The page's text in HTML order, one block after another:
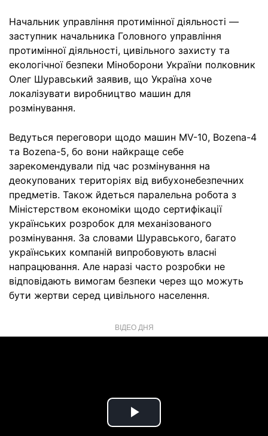
Начальник управління протимінної діяльності —
заступник начальника Головного управління
протимінної діяльності, цивільного захисту та
екологічної безпеки Міноборони України полковник
Олег Шуравський заявив, що Україна хоче
локалізувати виробництво машин для
розмінування.
Ведуться переговори щодо машин MV-10, Bozena-4
та Bozena-5, бо вони найкраще себе
зарекомендували під час розмінування на
деокупованих територіях від вибухонебезпечних
предметів. Також йдеться паралельна робота з
Міністерством економіки щодо сертифікації
українських розробок для механізованого
розмінування. За словами Шуравського, багато
українських компаній випробовують власні
напрацювання. Але наразі часто розробки не
відповідають вимогам безпеки через що можуть
бути жертви серед цивільного населення.
ВІДЕО ДНЯ
Play